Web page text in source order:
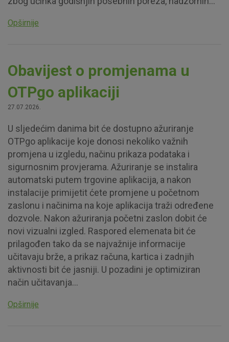
Opširnije
Obavijest o promjenama u
OTPgo aplikaciji
27.07.2026.
U sljedećim danima bit će dostupno ažuriranje
OTPgo aplikacije koje donosi nekoliko važnih
promjena u izgledu, načinu prikaza podataka i
sigurnosnim provjerama. Ažuriranje se instalira
automatski putem trgovine aplikacija, a nakon
instalacije primijetit ćete promjene u početnom
zaslonu i načinima na koje aplikacija traži određene
dozvole. Nakon ažuriranja početni zaslon dobit će
novi vizualni izgled. Raspored elemenata bit će
prilagođen tako da se najvažnije informacije
učitavaju brže, a prikaz računa, kartica i zadnjih
aktivnosti bit će jasniji. U pozadini je optimiziran
način učitavanja...
Opširnije